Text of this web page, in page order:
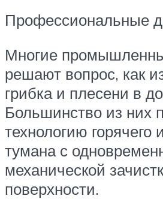
Профессиональные
Многие
решают вопрос, как
грибка и плесени в
Большинство из них
технологию горячего
тумана с
механической
поверхности.